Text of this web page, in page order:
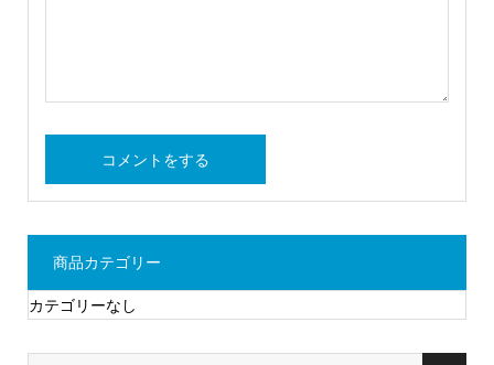
商品カテゴリー
カテゴリーなし